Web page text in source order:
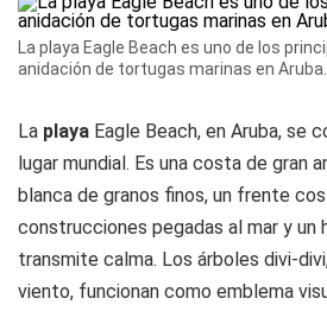
La playa Eagle Beach es uno de los
anidación de tortugas marinas en Aruba.
La playa Eagle Beach, en Aruba, se
lugar mundial. Es una costa de gran
blanca de granos finos, un frente
construcciones pegadas al mar y un
transmite calma. Los árboles divi-
viento, funcionan como emblema